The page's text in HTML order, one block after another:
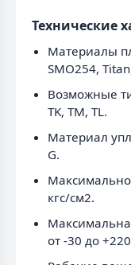
Технические
Материалы
SMO254,
Возможные
TK, TM, TL.
Материал
G.
кгс/см2.
от -30 до